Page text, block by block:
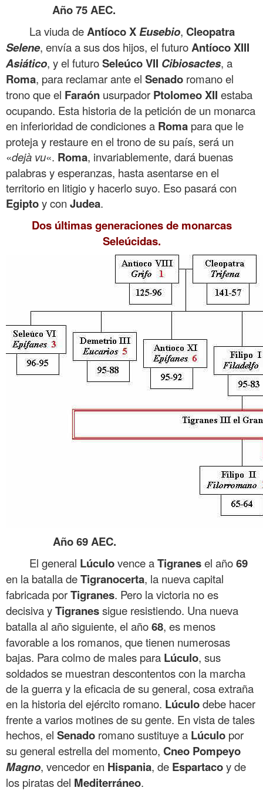
Año 75 AEC.
La viuda deAntíoco XEusebio, Cleopatra
Selene, envía a sus dos hijos, el futuroAntíocoXIII
Asiático, y el futuroSeleúcoVII Cibiosactes, a
Roma, para reclamar ante el Senado romano el
trono que el Faraón usurpador PtolomeoXII estaba
ocupando. Esta historia de la petición de un monarca
en inferioridad de condiciones a Roma para que le
proteja y restaure en el trono de su país, será un
«dejà vu«. Roma, invariablemente, dará buenas
palabras y esperanzas, hasta asentarse en el
territorio en litigio y hacerlo suyo. Eso pasará con
Egiptoy con Judea.
Dos últimas generaciones de monarcas
Seleúcidas.
Año 69 AEC.
El general Lúculovence aTigranesel año69
en la batalla deTigranocerta, la nueva capital
fabricada porTigranes. Pero la victoria no es
decisiva yTigranessigue resistiendo. Una nueva
batalla al año siguiente, el año68, es menos
favorable a los romanos, que tienen numerosas
bajas. Para colmo de males para Lúculo, sus
soldados se muestran descontentos con la marcha
de la guerra y la eficacia de su general, cosa extraña
en la historia del ejército romano. Lúculodebe hacer
frente a varios motines de su gente. En vista de tales
hechos, el Senado romano sustituye a Lúculo por
su general estrella del momento, Cneo Pompeyo
Magno, vencedor en Hispania, de Espartacoy de
los piratas del Mediterráneo.